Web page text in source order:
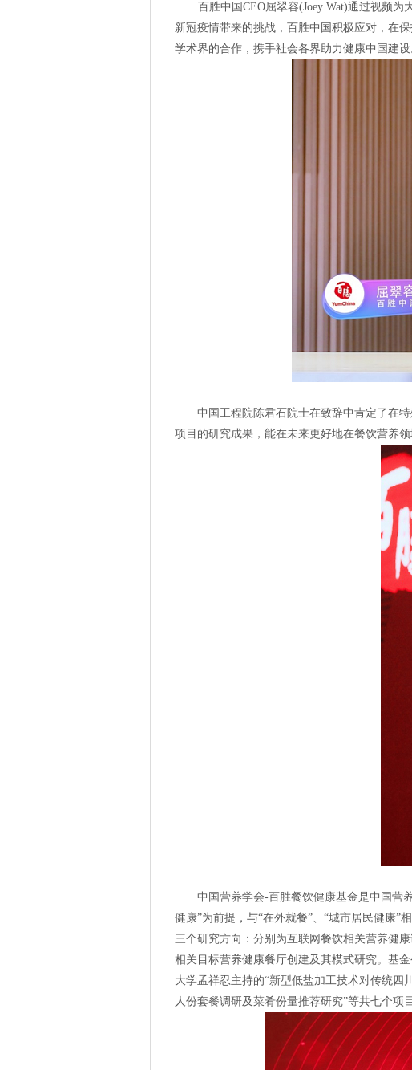
百胜中国CEO屈翠容(Joey Wat)通过视频为
新冠疫情带来的挑战，百胜中国积极应对，在
学术界的合作，携手社会各界助力健康中国建设
百胜
中国工程院陈君石院士在致辞中肯定了在
项目的研究成果，能在未来更好地在餐饮营养
中国营养学会-百胜餐饮健康基金是中国营
健康”为前提，与“在外就餐”、“城市居民健康”
三个研究方向：分别为互联网餐饮相关营养健康
相关目标营养健康餐厅创建及其模式研究。基
大学孟祥忍主持的“新型低盐加工技术对传统四
人份套餐调研及菜肴份量推荐研究”等共七个项